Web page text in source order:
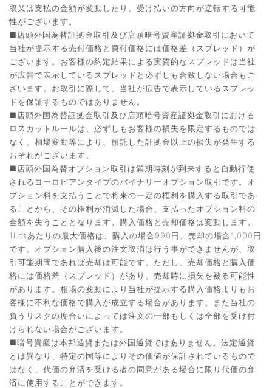
取又は支払の金額が変動したり、受け払いの方向が逆転する可能
性がございます。
■店頭外国為替証拠金取引及び店頭暗号資産証拠金取引において
当社が提示する売付価格と買付価格には価格差（スプレッド）が
ございます。お客様の約定結果による実質的なスプレッドは当社
が広告で表示しているスプレッドと必ずしも合致しない場合もご
ざいます。お取引に際して、当社が広告で表示しているスプレッ
ドを保証するものではありません。
■店頭外国為替証拠金取引及び店頭暗号資産証拠金取引における
ロスカットルールは、必ずしもお客様の損失を限定するものでは
なく、相場変動等により、預託した証拠金以上の損失が発生する
おそれがございます。
■店頭外国為替オプション取引は満期時刻が到来すると自動行使
されるヨーロピアンタイプのバイナリーオプション取引です。オ
プション料を支払うことで将来の一定の権利を購入する取引であ
ることから、その権利が消滅した場合、支払ったオプション料の
全額を失うこととなります。購入価格と売却価格は変動します。
1Lotあたりの最大価格は、購入の場合990円、売却の場合1,000円
です。オプション購入後の注文取消は行う事ができませんが、取
引可能期間であれば売却は可能です。ただし、売却価格と購入価
格には価格差（スプレッド）があり、売却時に損失を被る可能性
があります。相場の変動により当社が提示する購入価格よりもお
客様に不利な価格で購入が成立する場合があります。また当社の
負うリスクの度合いによっては注文の一部もしくは全部を受け付
けられない場合がございます。
■暗号資産は本邦通貨または外国通貨ではありません。法定通貨
とは異なり、特定の国等によりその価値が保証されているもので
はなく、代価の弁済を受ける者の同意がある場合に限り代価の弁
済に使用することができます。